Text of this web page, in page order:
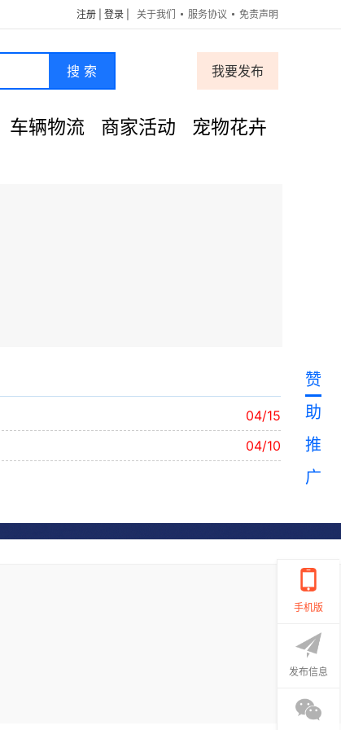
注册 登录 关于我们 服务协议 免责声明
搜 索 我要发布
车辆物流 商家活动 宠物花卉
04/15
04/10
赞
助
推
广
手机版
发布信息